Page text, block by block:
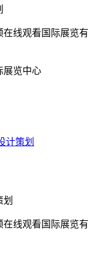
线观看国际展览有
览中心
线观看国际展览有